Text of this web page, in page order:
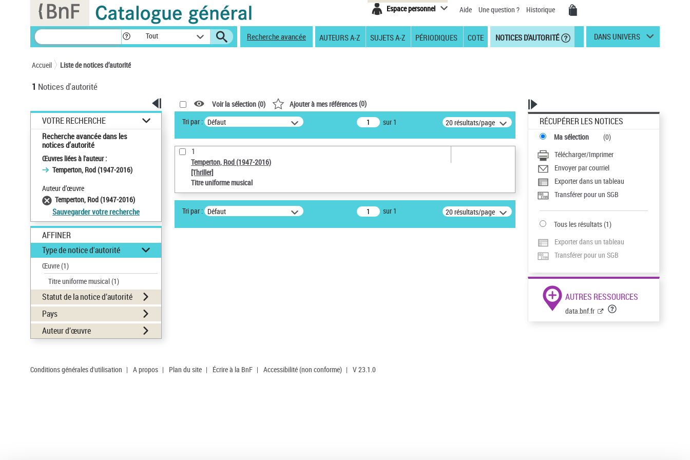
Espace personnel Aide Une question ? Historique
Tout Recherche avancée AUTEURS A-Z SUJETS A-Z PÉRIODIQUES COTE NOTICES D'AUTORITÉ DANS UNIVERS
Accueil Liste de notices d’autorité
1 Notices d'autorité
VOTRE RECHERCHE
Recherche avancée dans les
notices d’autorité
Œuvres liées à l'auteur :
Temperton, Rod (1947-2016)
Auteur d’œuvre
Temperton, Rod (1947-2016)
Sauvegarder votre recherche
AFFINER
Type de notice d'autorité
Œuvre(1)
Titre uniforme musical(1)
Statut de la notice d’autorité
Pays
Auteur d’œuvre
Voir la sélection (0) Ajouter à mes références(0)
Tri par : Défaut sur 1 20 résultats/page
1
Temperton, Rod (1947-2016)
[Thriller]
Titre uniforme musical
Tri par : Défaut sur 1 20 résultats/page
RÉCUPÉRER LES NOTICES
Ma sélection (0)
Télécharger/Imprimer
Envoyer par courriel
Exporter dans un tableau
Transférer pour un SGB
Tous les résultats(1)
Exporter dans un tableau
Transférer pour un SGB
AUTRES RESSOURCES
data.bnf.fr
Conditions générales d'utilisation | A propos | Plan du site | Écrire à la BnF | Accessibilité (non conforme) | V 23.1.0
Panneau de gestion des cookies